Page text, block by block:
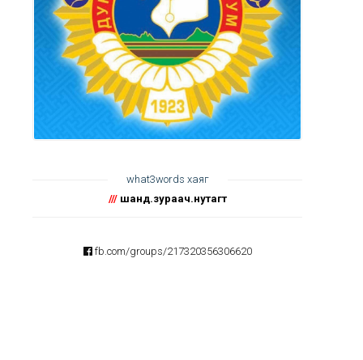
what3words хаяг
/// шанд.зураач.нутагт
fb.com/groups/217320356306620